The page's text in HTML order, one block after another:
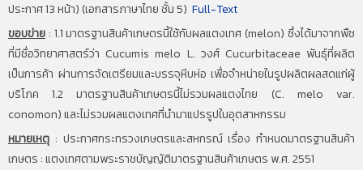
ประกาศ 13 หน้า) (เอกสารภาษาไทย ชั้น 5) Full-Text
ขอบข่าย: 1.1 มาตรฐานสินค้าเกษตรนี้ใช้กับผลแตงเทศ (melon) ซึ่งได้มาจากพืช
ที่มีชื่อวิทยาศาสตร์ว่า Cucumis melo L. วงศ์ Cucurbitaceae พันธุ์ที่ผลิต
เป็นการค้า ผ่านการจัดเตรียมและบรรจุหีบห่อ เพื่อจำหน่ายในรูปผลิตผลสดแก่ผู้
บริโภค 1.2 มาตรฐานสินค้าเกษตรนี้ไม่รวมผลแตงไทย (C. melo var.
conomon) และไม่รวมผลแตงเทศที่นำมาแปรรูปในอุตสาหกรรม
หมายเหตุ : ประกาศกระทรวงเกษตรและสหกรณ์ เรื่อง กำหนดมาตรฐานสินค้า
เกษตร : แตงเทศตามพระราชบัญญัติมาตรฐานสินค้าเกษตร พ.ศ. 2551